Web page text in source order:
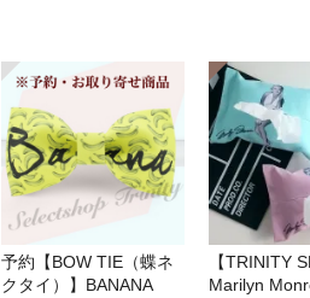
予約【BOW TIE（蝶ネ
クタイ）】BANANA
【TRINITY
Marilyn